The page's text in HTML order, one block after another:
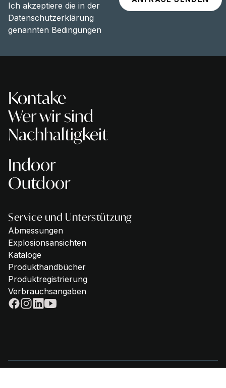
Ich akzeptiere die in der
Datenschutzerklärung
genannten Bedingungen
Kontake
Wer wir sind
Nachhaltigkeit
Indoor
Outdoor
Service und Unterstützung
Abmessungen
Explosionsansichten
Kataloge
Produkthandbücher
Produktregistrierung
Verbrauchsangaben